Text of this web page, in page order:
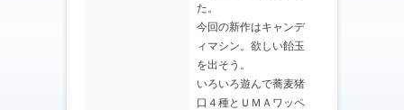
た。
今回の新作はキャンデ
ィマシン。欲しい飴玉
を出そう。
いろいろ遊んで蕎麦猪
口４種とＵＭＡワッペ